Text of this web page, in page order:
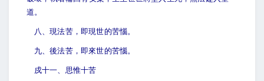
道。
八、現法苦，即現世的苦惱。
九、後法苦，即來世的苦惱。
戍十一、思惟十苦